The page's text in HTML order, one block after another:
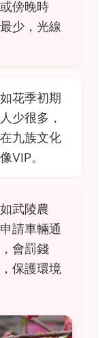
傍晚時
少，光線
花季初期
少很多，
九族文化
VIP。
武陵農
請車輛通
會罰錢
保護環境